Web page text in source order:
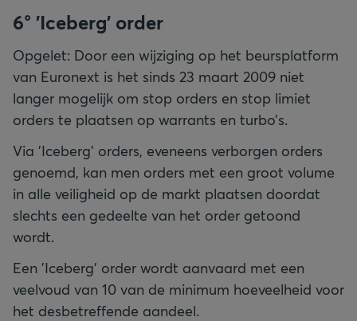
6° 'Iceberg' order
Opgelet: Door een wijziging op het beursplatform
van Euronext is het sinds 23 maart 2009 niet
langer mogelijk om stop orders en stop limiet
orders te plaatsen op warrants en turbo’s.
Via 'Iceberg' orders, eveneens verborgen orders
genoemd, kan men orders met een groot volume
in alle veiligheid op de markt plaatsen doordat
slechts een gedeelte van het order getoond
wordt.
Een 'Iceberg' order wordt aanvaard met een
veelvoud van 10 van de minimum hoeveelheid voor
het desbetreffende aandeel.